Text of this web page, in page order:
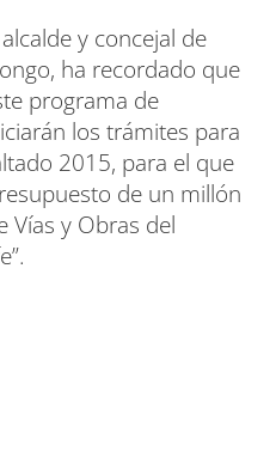
y concejal de
ha recordado que
programa de
los trámites para
2015, para el que
de un millón
Vías y Obras del